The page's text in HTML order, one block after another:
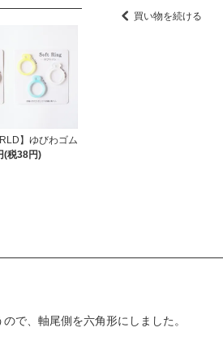
】ゆびわゴム
(税38円)
買い物を続ける
で、軸尾側を六角形にしました。